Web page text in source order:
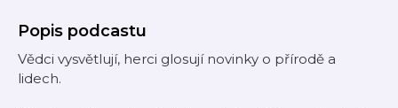
Popis podcastu
Vědci vysvětlují, herci glosují novinky o přírodě a
lidech.